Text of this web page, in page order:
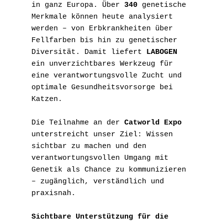
in ganz Europa. Über 340 genetische
Merkmale können heute analysiert
werden – von Erbkrankheiten über
Fellfarben bis hin zu genetischer
Diversität. Damit liefert LABOGEN
ein unverzichtbares Werkzeug für
eine verantwortungsvolle Zucht und
optimale Gesundheitsvorsorge bei
Katzen.
Die Teilnahme an der Catworld Expo
unterstreicht unser Ziel: Wissen
sichtbar zu machen und den
verantwortungsvollen Umgang mit
Genetik als Chance zu kommunizieren
– zugänglich, verständlich und
praxisnah.
Sichtbare Unterstützung für die